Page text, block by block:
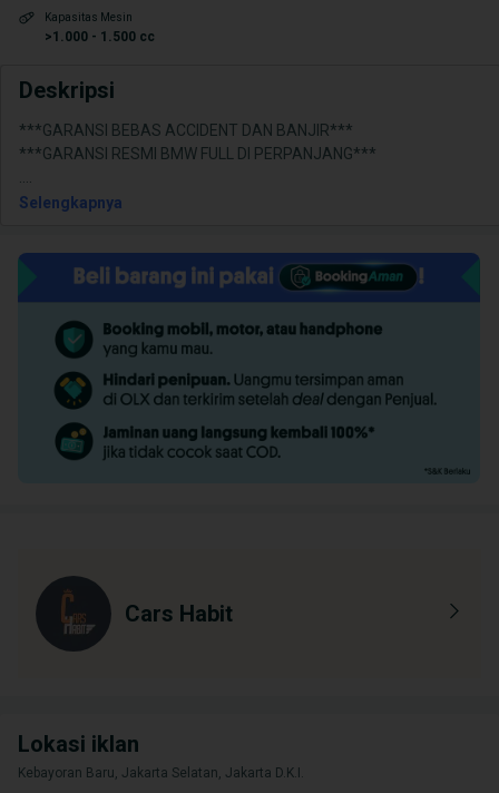
Kapasitas Mesin
>1.000 - 1.500 cc
Deskripsi
***GARANSI BEBAS ACCIDENT DAN BANJIR***
***GARANSI RESMI BMW FULL DI PERPANJANG***
Selengkapnya
Cars Habit
Lokasi iklan
Kebayoran Baru, Jakarta Selatan, Jakarta D.K.I.